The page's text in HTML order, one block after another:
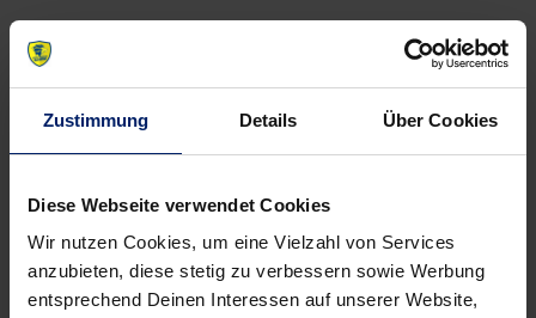
Zustimmung Details Über Cookies
Diese Webseite verwendet Cookies
Wir nutzen Cookies, um eine Vielzahl von Services
anzubieten, diese stetig zu verbessern sowie Werbung
entsprechend Deinen Interessen auf unserer Website,